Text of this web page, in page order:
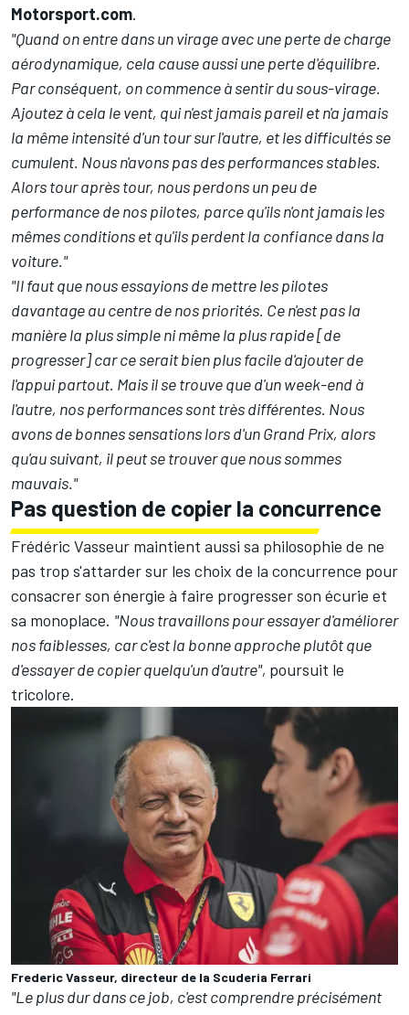
Motorsport.com.
"Quand on entre dans un virage avec une perte de charge
aérodynamique, cela cause aussi une perte d'équilibre.
Par conséquent, on commence à sentir du sous-virage.
Ajoutez à cela le vent, qui n'est jamais pareil et n'a jamais
la même intensité d'un tour sur l'autre, et les difficultés se
cumulent. Nous n'avons pas des performances stables.
Alors tour après tour, nous perdons un peu de
performance de nos pilotes, parce qu'ils n'ont jamais les
mêmes conditions et qu'ils perdent la confiance dans la
voiture."
"Il faut que nous essayions de mettre les pilotes
davantage au centre de nos priorités. Ce n'est pas la
manière la plus simple ni même la plus rapide [de
progresser] car ce serait bien plus facile d'ajouter de
l'appui partout. Mais il se trouve que d'un week-end à
l'autre, nos performances sont très différentes. Nous
avons de bonnes sensations lors d'un Grand Prix, alors
qu'au suivant, il peut se trouver que nous sommes
mauvais."
Pas question de copier la concurrence
Frédéric Vasseur maintient aussi sa philosophie de ne
pas trop s'attarder sur les choix de la concurrence pour
consacrer son énergie à faire progresser son écurie et
sa monoplace. "Nous travaillons pour essayer d'améliorer
nos faiblesses, car c'est la bonne approche plutôt que
d'essayer de copier quelqu'un d'autre", poursuit le
tricolore.
Frederic Vasseur, directeur de la Scuderia Ferrari
"Le plus dur dans ce job, c'est comprendre précisément